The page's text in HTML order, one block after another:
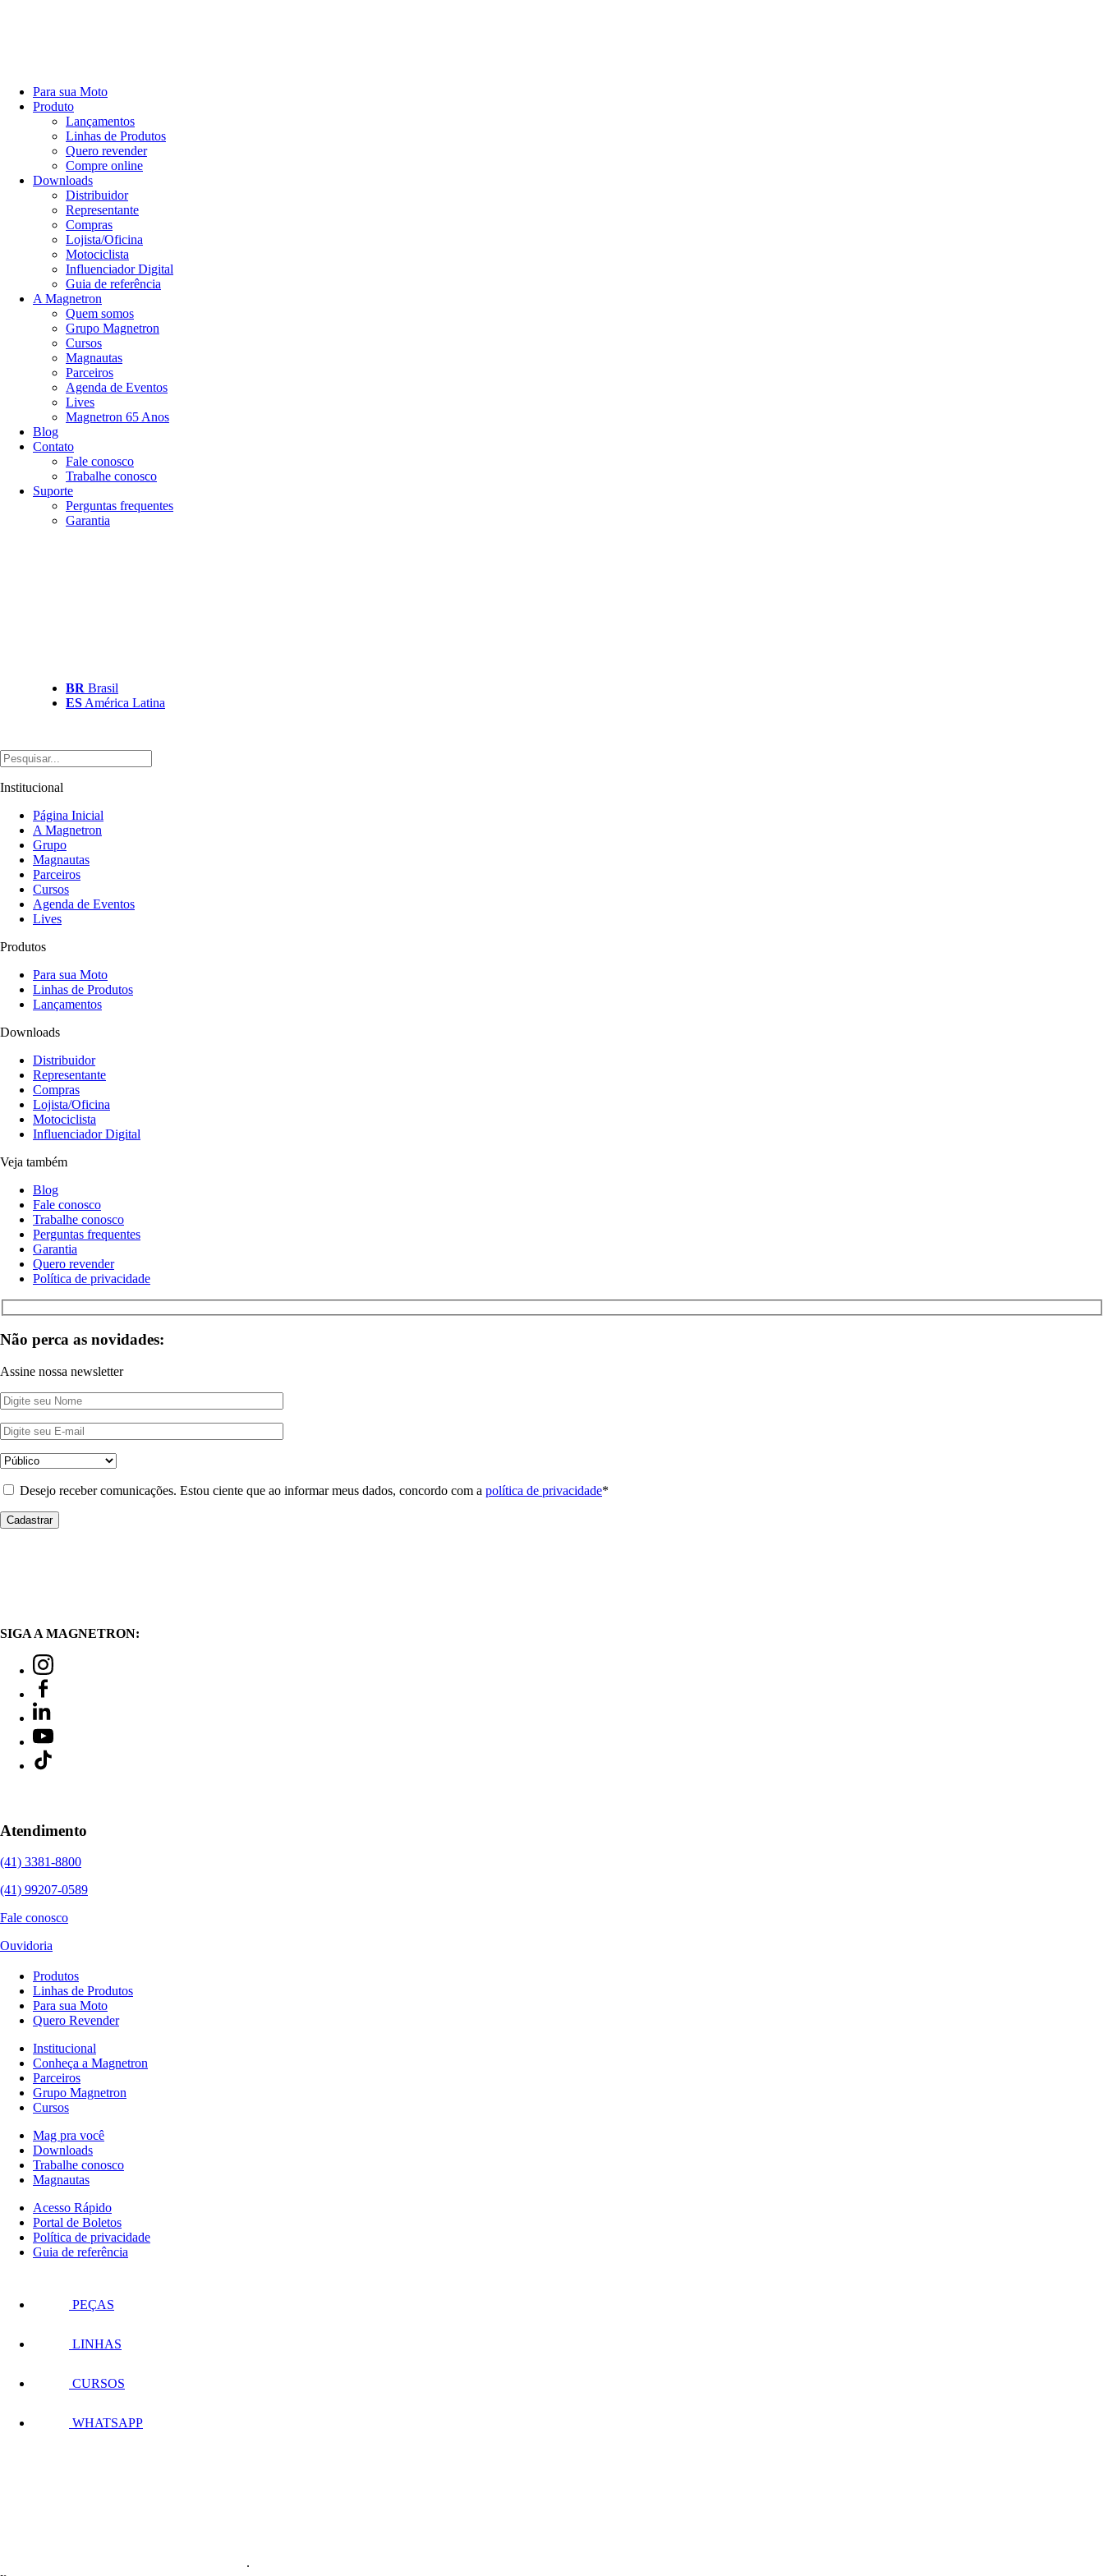
Para sua Moto
Produto
Lançamentos
Linhas de Produtos
Quero revender
Compre online
Downloads
Distribuidor
Representante
Compras
Lojista/Oficina
Motociclista
Influenciador Digital
Guia de referência
A Magnetron
Quem somos
Grupo Magnetron
Cursos
Magnautas
Parceiros
Agenda de Eventos
Lives
Magnetron 65 Anos
Blog
Contato
Fale conosco
Trabalhe conosco
Suporte
Perguntas frequentes
Garantia
BR Brasil
ES América Latina
Institucional
Página Inicial
A Magnetron
Grupo
Magnautas
Parceiros
Cursos
Agenda de Eventos
Lives
Produtos
Para sua Moto
Linhas de Produtos
Lançamentos
Downloads
Distribuidor
Representante
Compras
Lojista/Oficina
Motociclista
Influenciador Digital
Veja também
Blog
Fale conosco
Trabalhe conosco
Perguntas frequentes
Garantia
Quero revender
Política de privacidade
Não perca as novidades:
Assine nossa newsletter
Desejo receber comunicações. Estou ciente que ao informar meus dados, concordo com a política de privacidade*
SIGA A MAGNETRON:
Atendimento
(41) 3381-8800
(41) 99207-0589
Fale conosco
Ouvidoria
Produtos
Linhas de Produtos
Para sua Moto
Quero Revender
Institucional
Conheça a Magnetron
Parceiros
Grupo Magnetron
Cursos
Mag pra você
Downloads
Trabalhe conosco
Magnautas
Acesso Rápido
Portal de Boletos
Política de privacidade
Guia de referência
PEÇAS
LINHAS
CURSOS
WHATSAPP
.